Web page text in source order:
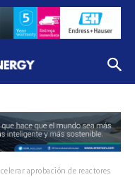
aprobación de reactores